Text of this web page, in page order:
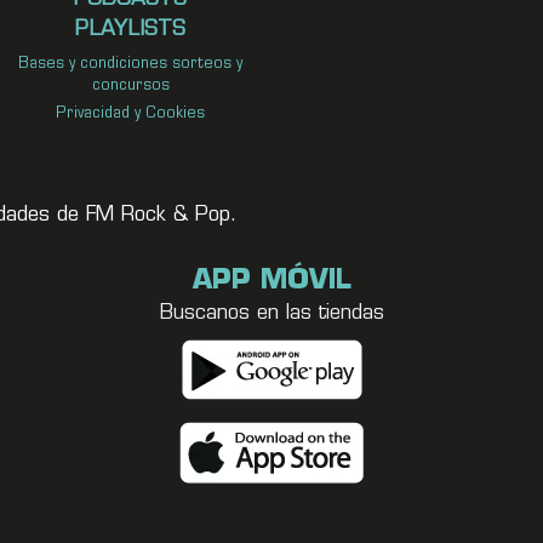
PLAYLISTS
Bases y condiciones sorteos y
concursos
Privacidad y Cookies
de FM Rock & Pop.
APP MÓVIL
Buscanos en las tiendas